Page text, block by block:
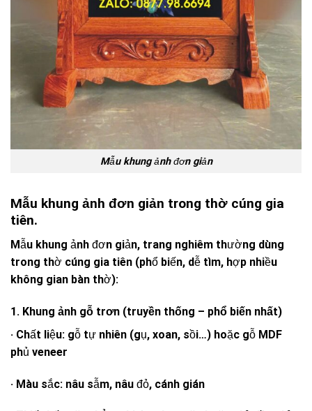
Mẫu khung ảnh đơn giản
Mẫu khung ảnh đơn giản trong thờ cúng gia
tiên.
Mẫu khung ảnh đơn giản, trang nghiêm thường dùng
trong thờ cúng gia tiên (phổ biến, dễ tìm, hợp nhiều
không gian bàn thờ):
1. Khung ảnh gỗ trơn (truyền thống – phổ biến nhất)
· Chất liệu: gỗ tự nhiên (gụ, xoan, sồi…) hoặc gỗ MDF
phủ veneer
· Màu sắc: nâu sẫm, nâu đỏ, cánh gián